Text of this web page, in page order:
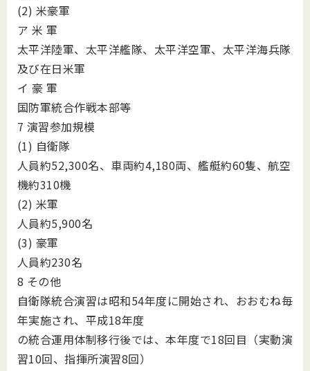
(2) 米豪軍
ア 米 軍
太平洋陸軍、太平洋艦隊、太平洋空軍、太平洋海兵隊
及び在日米軍
イ 豪 軍
国防軍統合作戦本部等
7 演習参加規模
(1) 自衛隊
人員約52,300名、車両約4,180両、艦艇約60隻、航空
機約310機
(2) 米軍
人員約5,900名
(3) 豪軍
人員約230名
8 その他
自衛隊統合演習は昭和54年度に開始され、おおむね毎
年実施され、平成18年度
の統合運用体制移行後では、本年度で18回目（実動演
習10回、指揮所演習8回）